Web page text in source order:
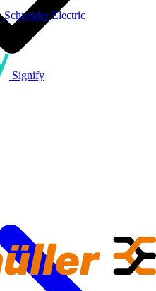
Schneider Electric
Signify